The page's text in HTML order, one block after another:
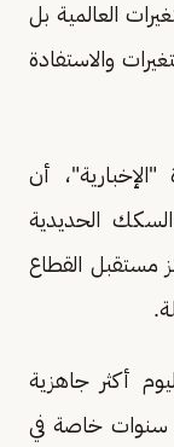
العالمية بل
والاستفادة
أن
الحديدية
ركائز مستقبل القطاع
أكثر جاهزية
ومرونة مقارنة بما كانت عليه قبل 5–10 سنوات خاصة في